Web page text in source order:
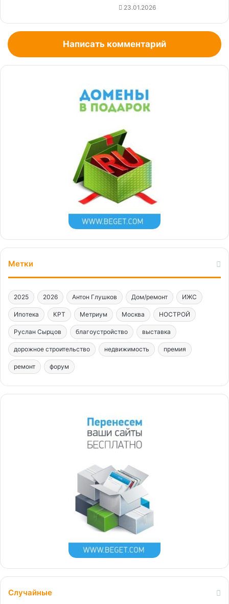
23.01.2026
Написать комментарий
Метки
2025 2026 Антон Глушков Дом/ремонт ИЖС
Ипотека КРТ Метриум Москва НОСТРОЙ
Руслан Сырцов благоустройство выставка
дорожное строительство недвижимость премия
ремонт форум
Случайные